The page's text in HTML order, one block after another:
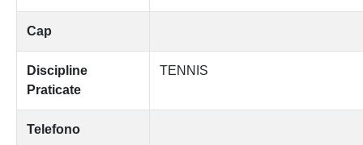
Cap
Discipline
Praticate
TENNIS
Telefono